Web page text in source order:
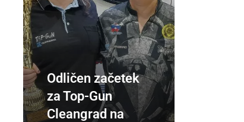
Odličen začetek
za Top-Gun
Cleangrad na